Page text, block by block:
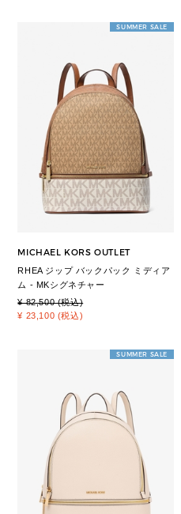
SUMMER SALE
MICHAEL KORS OUTLET
RHEA ジップ バックパック ミディア
ム - MKシグネチャー
¥ 82,500 (税込)
¥ 23,100 (税込)
SUMMER SALE